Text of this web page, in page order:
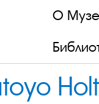
О